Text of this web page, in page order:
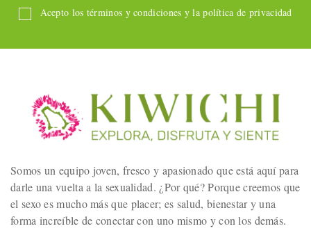
Acepto los términos y condiciones y la política de privacidad
Somos un equipo joven, fresco y apasionado que está aquí para
darle una vuelta a la sexualidad. ¿Por qué? Porque creemos que
el sexo es mucho más que placer; es salud, bienestar y una
forma increíble de conectar con uno mismo y con los demás.